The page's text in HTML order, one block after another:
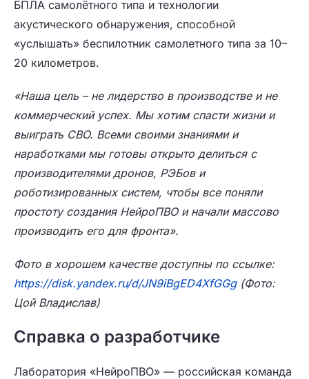
БПЛА самолётного типа и технологии
акустического обнаружения, способной
«услышать» беспилотник самолетного типа за 10–
20 километров.
«Наша цель – не лидерство в производстве и не
коммерческий успех. Мы хотим спасти жизни и
выиграть СВО. Всеми своими знаниями и
наработками мы готовы открыто делиться с
производителями дронов, РЭБов и
роботизированных систем, чтобы все поняли
простоту создания НейроПВО и начали массово
производить его для фронта».
Фото в хорошем качестве доступны по ссылке:
https://disk.yandex.ru/d/JN9iBgED4XfGGg(Фото:
Цой Владислав)
Справка о разработчике
Лаборатория «НейроПВО» — российская команда